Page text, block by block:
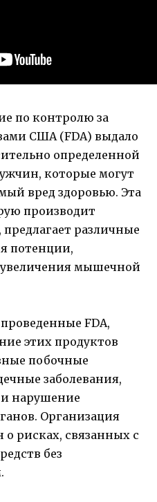
по контролю за
США (FDA) выдало
определенной
которые могут
вред здоровью. Эта
производит
различные
потенции,
мышечной
FDA,
этих продуктов
побочные
заболевания,
нарушение
Организация
рисках, связанных с
без